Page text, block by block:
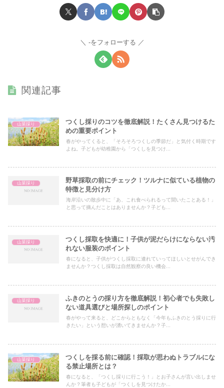
-をフォローする
関連記事
山菜採り
つくし採りのコツを徹底解説！たくさん見つけるた
めの重要ポイント
春がやってくると、「そろそろつくしの季節だ」と気付く時期です
よね。子どもが幼稚園から「つくしを見つけ...
山菜採り
野草採取の前にチェック！ツルナに似ている植物の
特徴と見分け方
海岸沿いの散歩中に「あ、これ食べられるって聞いたことある！」
と思って摘んだことはありませんか？子ども...
山菜採り
つくし採取を快適に！子供が泥だらけにならない汚
れない服装のポイント
春になると、子供がつくし採取に連れていってほしいとせがんでき
ませんか？つくし採取は自然観察の良い機会...
山菜採り
ふきのとうの採り方を徹底解説！初心者でも失敗し
ない道具選びと場所探しのポイント
春がやって来ると、どこからともなく「今年もふきのとう採りに行
きたい」という想いが湧いてきませんか？子...
山菜採り
つくしを採る前に確認！採取が思わぬトラブルにな
る禁止場所とは？
春になると、「つくし採りに行こう！」とお子さんが言い出しませ
んか？筆者も子どもが「つくしを見つけたか...